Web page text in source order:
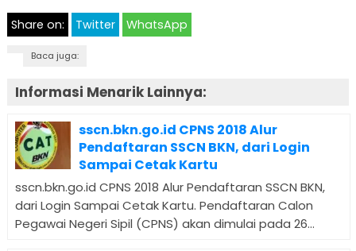
Share on: Twitter WhatsApp
Baca juga:
Informasi Menarik Lainnya:
sscn.bkn.go.id CPNS 2018 Alur
Pendaftaran SSCN BKN, dari Login
Sampai Cetak Kartu
sscn.bkn.go.id CPNS 2018 Alur Pendaftaran SSCN BKN,
dari Login Sampai Cetak Kartu. Pendaftaran Calon
Pegawai Negeri Sipil (CPNS) akan dimulai pada 26...